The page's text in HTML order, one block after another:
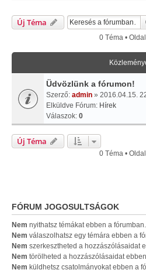
Új Téma
0 Téma •
Üdvözlünk a fórumon!
Szerző: admin » 2016.04.15.
Elküldve Fórum: Hírek
Válaszok: 0
Új Téma
0 Téma •
FÓRUM JOGOSULTSÁGOK
Nem nyithatsz témákat ebben a fórumban.
Nem válaszolhatsz egy témára ebben a
Nem szerkesztheted a hozzászólásaidat
Nem törölheted a hozzászólásaidat
Nem küldhetsz csatolmányokat ebben a